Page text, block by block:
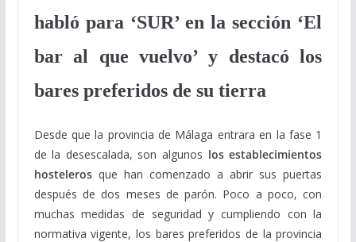
habló para ‘SUR’ en la sección ‘El
bar al que vuelvo’ y destacó los
bares preferidos de su tierra
Desde que la provincia de Málaga entrara en la fase 1
de la desescalada, son algunos los establecimientos
hostelerosque han comenzado a abrir sus puertas
después de dos meses de parón. Poco a poco, con
muchas medidas de seguridad y cumpliendo con la
normativa vigente, los bares preferidos de la provincia